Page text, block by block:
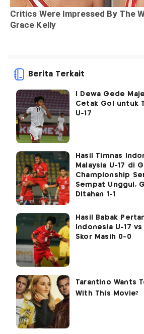
Berita Terkait
I Dewa Gede
Cetak Gol untuk
U-17
Hasil Timnas
Malaysia U-17 di
Championship
Sempat Unggul,
Ditahan 1-1
Hasil Babak
Indonesia U-17 vs
Skor Masih 0-0